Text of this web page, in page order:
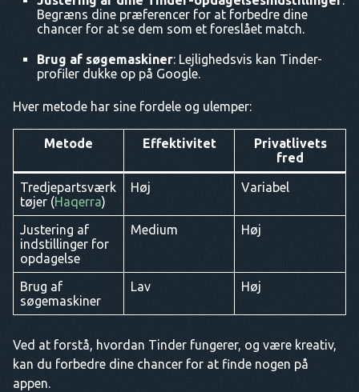
Begræns dine præferencer for at forbedre dine
chancer for at se dem som et foreslået match.
Brug af søgemaskiner: Lejlighedsvis kan Tinder-
profiler dukke op på Google.
Hver metode har sine fordele og ulemper:
Metode Effektivitet
Privatlivets
fred
Tredjepartsværk
tøjer (Haqerra)
Høj Variabel
Justering af
indstillinger for
opdagelse
Medium Høj
Brug af
søgemaskiner
Lav Høj
Ved at forstå, hvordan Tinder fungerer, og være kreativ,
kan du forbedre dine chancer for at finde nogen på
appen.